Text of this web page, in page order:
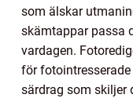
som älskar
skämtappar passa
vardagen.
för
särdrag som skiljer